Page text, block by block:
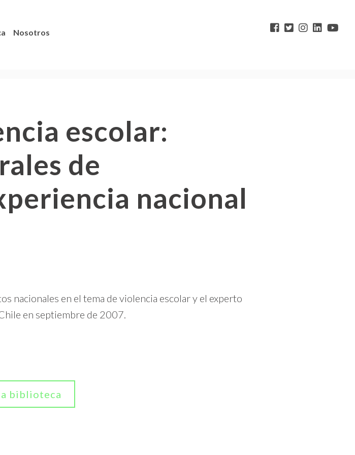
Nosotros
escolar:
de
nacional
nacionales en el tema de violencia escolar y el experto
en septiembre de 2007.
biblioteca